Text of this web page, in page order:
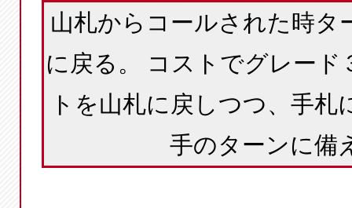
山札からコールされた時タ
に戻る。 コストでグレー
トを山札に戻しつつ、手札
手のターンに備